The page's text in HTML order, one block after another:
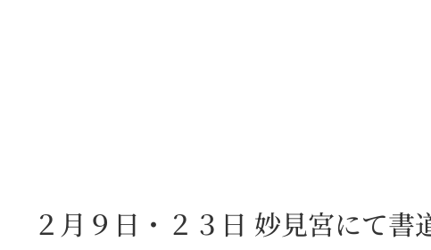
２月９日・２３日 妙見宮にて